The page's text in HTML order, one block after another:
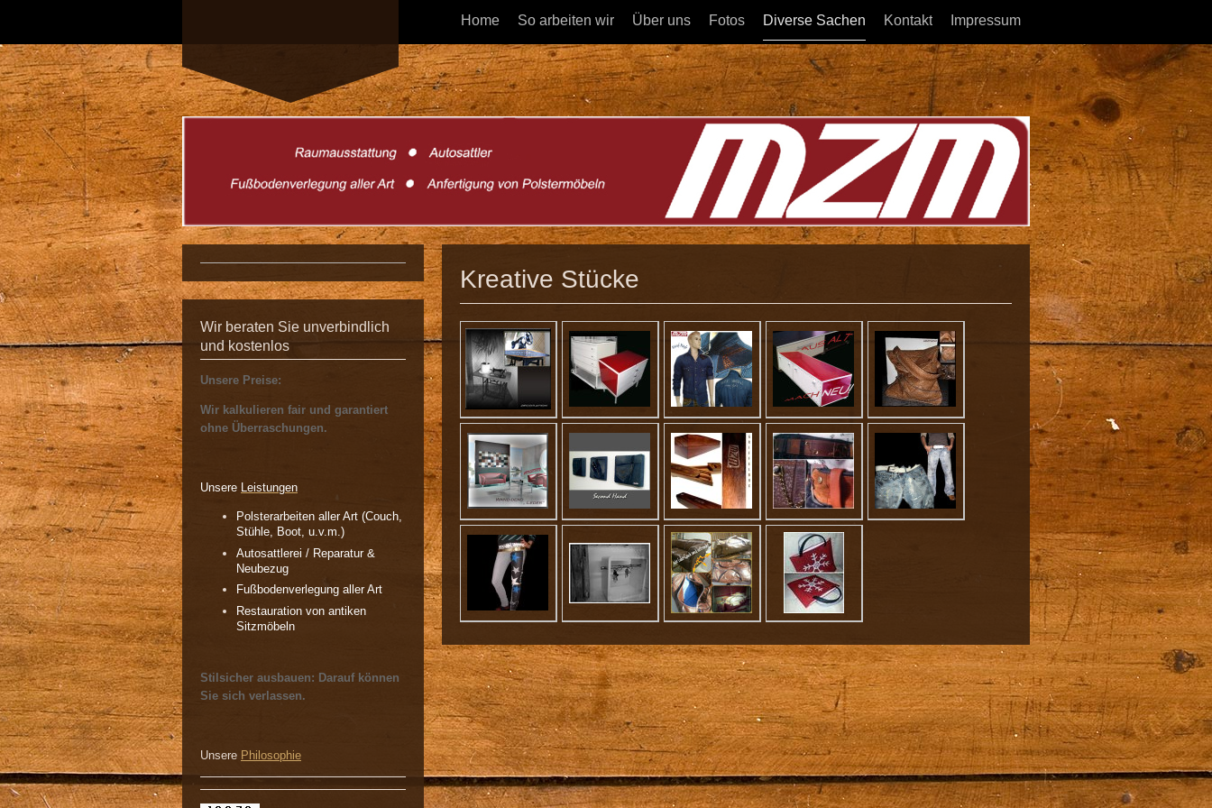
Home So arbeiten wir Über uns Fotos Diverse Sachen Kontakt Impressum
Kreative Stücke
Wir beraten Sie unverbindlich
und kostenlos
Unsere Preise:
Wir kalkulieren fair und garantiert
ohne Überraschungen.
Unsere Leistungen
Polsterarbeiten aller Art (Couch,
Stühle, Boot, u.v.m.)
Autosattlerei / Reparatur &
Neubezug
Fußbodenverlegung aller Art
Restauration von antiken
Sitzmöbeln
Stilsicher ausbauen: Darauf können
Sie sich verlassen.
Unsere Philosophie